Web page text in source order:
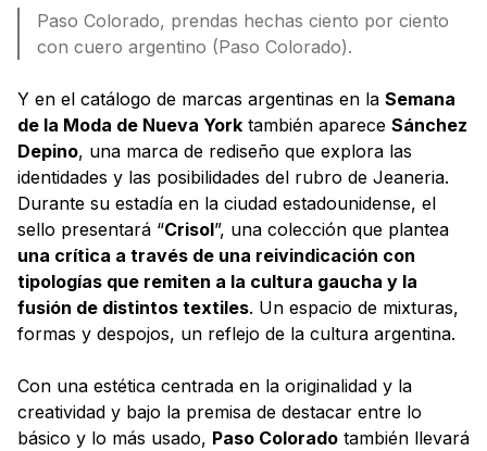
Paso Colorado, prendas hechas ciento por ciento
con cuero argentino (Paso Colorado).
Y en el catálogo de marcas argentinas en la Semana
de la Moda de Nueva York también aparece Sánchez
Depino, una marca de rediseño que explora las
identidades y las posibilidades del rubro de Jeaneria.
Durante su estadía en la ciudad estadounidense, el
sello presentará “Crisol”, una colección que plantea
una crítica a través de una reivindicación con
tipologías que remiten a la cultura gaucha y la
fusión de distintos textiles. Un espacio de mixturas,
formas y despojos, un reflejo de la cultura argentina.
Con una estética centrada en la originalidad y la
creatividad y bajo la premisa de destacar entre lo
básico y lo más usado, Paso Colorado también llevará